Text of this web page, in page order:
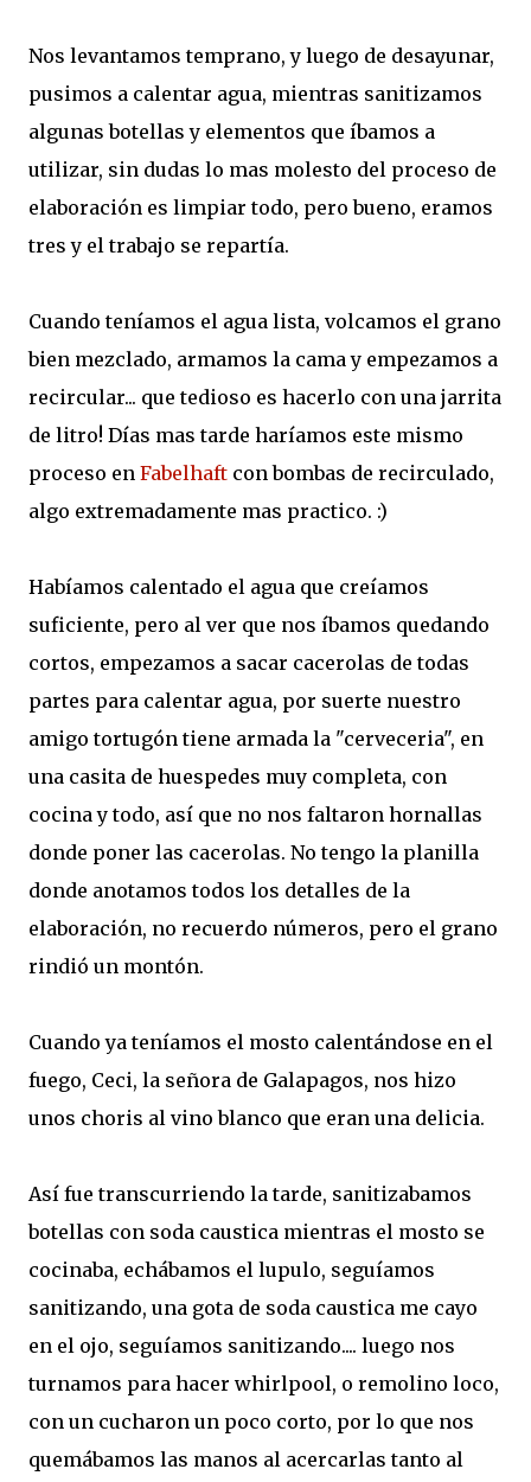
Nos levantamos temprano, y luego de desayunar,
pusimos a calentar agua, mientras sanitizamos
algunas botellas y elementos que íbamos a
utilizar, sin dudas lo mas molesto del proceso de
elaboración es limpiar todo, pero bueno, eramos
tres y el trabajo se repartía.
Cuando teníamos el agua lista, volcamos el grano
bien mezclado, armamos la cama y empezamos a
recircular... que tedioso es hacerlo con una jarrita
de litro! Días mas tarde haríamos este mismo
proceso en Fabelhaft con bombas de recirculado,
algo extremadamente mas practico. :)
Habíamos calentado el agua que creíamos
suficiente, pero al ver que nos íbamos quedando
cortos, empezamos a sacar cacerolas de todas
partes para calentar agua, por suerte nuestro
amigo tortugón tiene armada la "cerveceria", en
una casita de huespedes muy completa, con
cocina y todo, así que no nos faltaron hornallas
donde poner las cacerolas. No tengo la planilla
donde anotamos todos los detalles de la
elaboración, no recuerdo números, pero el grano
rindió un montón.
Cuando ya teníamos el mosto calentándose en el
fuego, Ceci, la señora de Galapagos, nos hizo
unos choris al vino blanco que eran una delicia.
Así fue transcurriendo la tarde, sanitizabamos
botellas con soda caustica mientras el mosto se
cocinaba, echábamos el lupulo, seguíamos
sanitizando, una gota de soda caustica me cayo
en el ojo, seguíamos sanitizando.... luego nos
turnamos para hacer whirlpool, o remolino loco,
con un cucharon un poco corto, por lo que nos
quemábamos las manos al acercarlas tanto al